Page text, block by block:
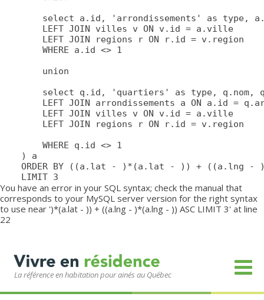
	LIMIT 3
You have an error in your SQL syntax; check the manual that
corresponds to your MySQL server version for the right syntax
to use near ')*(a.lat - )) + ((a.lng - )*(a.lng - )) ASC LIMIT 3' at line
22
La référence en habitation pour ainés au Québec